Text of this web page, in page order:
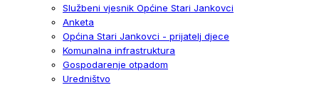
Službeni vjesnik Općine Stari Jankovci
Anketa
Općina Stari Jankovci - prijatelj djece
Komunalna infrastruktura
Gospodarenje otpadom
Uredništvo